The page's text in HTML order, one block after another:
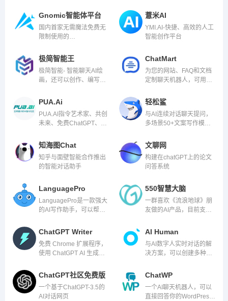
Gnomic智能体平台
国内首家无需魔法免费无
限制使用的
置了大量智能体供大家免
费使用，还有五款语言大
模型供大家免费使用~
薏米AI
YMI.AI-快捷、高效的人工
智能创作平台
极简智能王
极简智能- 智能聊天AI绘
画，还可以创作、编写、
能，满足用户生活和工作
ChatMart
为您的网站、FAQ和文档
定制聊天机器人，可用于
购销售
PUA.Ai
PUA.AI指令艺术家、共创
未来、免费ChatGPT、畅
话，爆火ChatAi对话机器
人，GPT模型自然语言处
理工具
轻松鲨
与AI连续对话聊天提问，
多场景50+文案写作模
知海图Chat
知乎与面壁智能合作推出
的智能对话助手
文聊网
构建在chatGPT上的论文
问答系统
LanguagePro
LanguagePro是一款强大
的AI写作助手，可以帮助
写作。
550智慧大脑
一群喜欢《流浪地球》朋
友做的AI产品，目前支持
ChatGPT Writer
免费 Chrome 扩展程序，
使用 ChatGPT AI 生成电
AI Human
与AI数字人实时对话的解
决方案，可以创建多种角
ChatGPT社区免费版
一个基于ChatGPT-3.5的
AI对话网页
ChatWP
一个AI聊天机器人，可以
直接回答你的WordPress